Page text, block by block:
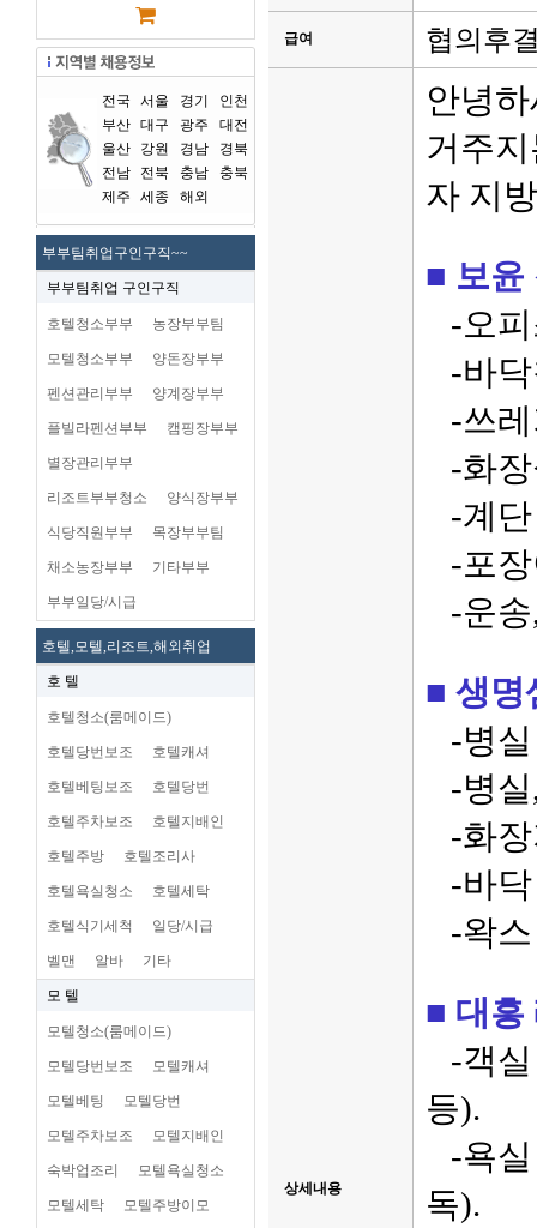
전국 서울 경기
인천
부산 대구 광주
대전
울산
강원 경남
경북
전남
전북 충남
충북
제주
세종 해외
부부팀취업구인구직~~
부부팀취업 구인구직
호텔청소부부 농장부부팀
모텔청소부부 양돈장부부
펜션관리부부 양계장부부
플빌라펜션부부 캠핑장부부
별장관리부부
리조트부부청소 양식장부부
식당직원부부 목장부부팀
채소농장부부 기타부부
부부일당/시급
호텔,모텔,리조트,해외취업
호 텔
호텔청소(룸메이드)
호텔당번보조 호텔캐셔
호텔베팅보조 호텔당번
호텔주차보조 호텔지배인
호텔주방 호텔조리사
호텔욕실청소 호텔세탁
호텔식기세척 일당/시급
벨맨 알바 기타
모 텔
모텔청소(룸메이드)
모텔당번보조 모텔캐셔
모텔베팅 모텔당번
모텔주차보조 모텔지배인
숙박업조리 모텔욕실청소
모텔세탁 모텔주방이모
급여 협의후
상세내용
안녕
거주
자 지
■ 보윤
-오피
-바닥
-쓰레
-화장
-계단
-포장
-운송
■ 생명
-병실
-병실
-화장
-바닥
-왁스
■ 대흥
-객실
등).
-욕실
독).